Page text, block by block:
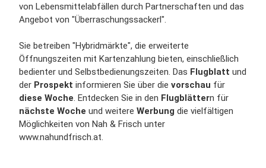
von Lebensmittelabfällen durch Partnerschaften und das
Angebot von "Überraschungssackerl".
Sie betreiben "Hybridmärkte", die erweiterte
Öffnungszeiten mit Kartenzahlung bieten, einschließlich
bedienter und Selbstbedienungszeiten. Das Flugblatt und
der Prospekt informieren Sie über die vorschau für
diese Woche. Entdecken Sie in den Flugblättern für
nächste Woche und weitere Werbung die vielfältigen
Möglichkeiten von Nah & Frisch unter
www.nahundfrisch.at.